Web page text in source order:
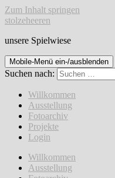
Zum Inhalt springen
stolzeheeren
unsere Spielwiese
Mobile-Menü ein-/ausblenden
Suchen nach:
Willkommen
Ausstellung
Fotoarchiv
Projekte
Login
Willkommen
Ausstellung